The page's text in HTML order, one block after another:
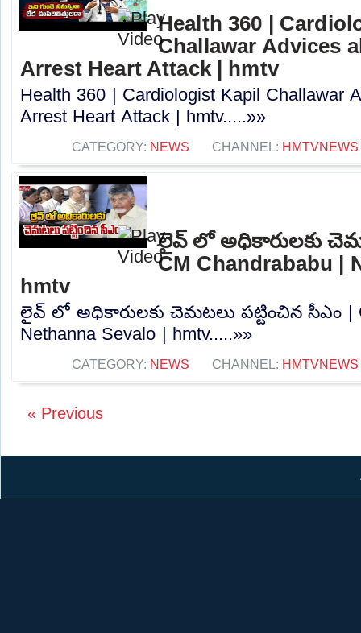
Health 360 |
Challawar Advices
Arrest Heart Attack | hmtv
Health 360 | Cardiologist Kapil Challawar
Arrest Heart Attack | hmtv.....»»
CATEGORY: NEWS CHANNEL: HMTVNEWS
లైవ్ లో అధికారులకు
CM Chandrababu |
hmtv
లైవ్ లో అధికారులకు చెమటలు పట్టించిన సీఎం |
Nethanna Sevalo | hmtv.....»»
CATEGORY: NEWS CHANNEL: HMTVNEWS
« Previous